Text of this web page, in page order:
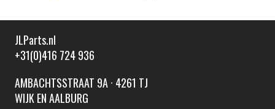
JLParts.nl
+31(0)416 724 936
AMBACHTSSTRAAT 9A · 4261 TJ
WIJK EN AALBURG